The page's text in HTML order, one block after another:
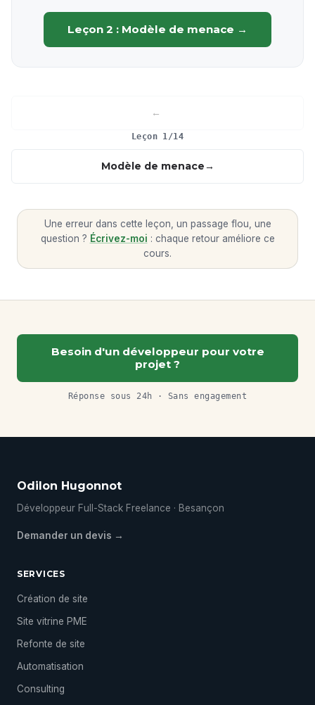
Leçon 2 : Modèle de menace →
Leçon 1/14
Modèle de menace
Une erreur dans cette leçon, un passage flou, une
question ? Écrivez-moi : chaque retour améliore ce
cours.
Besoin d'un développeur pour votre
projet ?
Réponse sous 24h · Sans engagement
Odilon Hugonnot
Développeur Full-Stack Freelance · Besançon
Demander un devis →
SERVICES
Création de site
Site vitrine PME
Refonte de site
Automatisation
Consulting